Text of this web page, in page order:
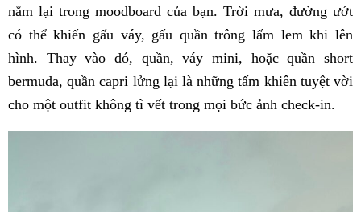
nằm lại trong moodboard của bạn. Trời mưa, đường ướt
có thể khiến gấu váy, gấu quần trông lấm lem khi lên
hình. Thay vào đó, quần, váy mini, hoặc quần short
bermuda, quần capri lửng lại là những tấm khiên tuyệt vời
cho một outfit không tì vết trong mọi bức ảnh check-in.